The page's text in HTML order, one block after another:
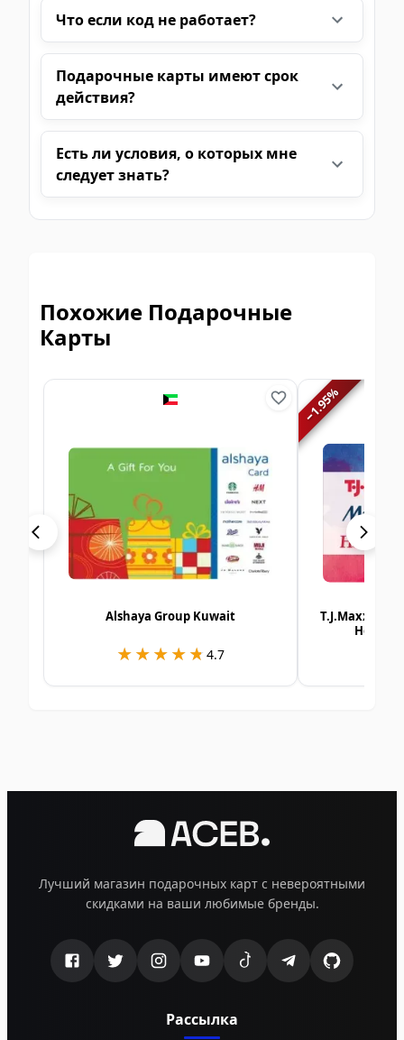
Что если код не работает?
Подарочные карты имеют срок
действия?
Есть ли условия, о которых мне
следует знать?
Похожие Подарочные
Карты
Alshaya Group Kuwait
★★★★★
★★★★★ 4.7
−
1.95
%
T.J.Maxx |
Лучший магазин подарочных карт с невероятными
скидками на ваши любимые бренды.
Рассылка